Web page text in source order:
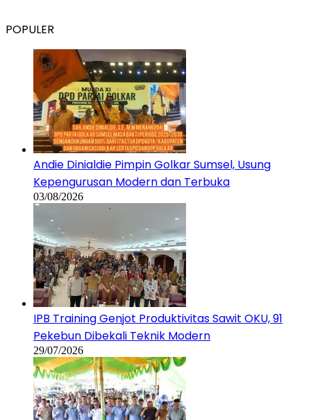
POPULER
Andie Dinialdie Pimpin Golkar Sumsel, Usung
Kepengurusan Modern dan Terbuka
03/08/2026
IPB Training Genjot Produktivitas Sawit OKU, 91
Pekebun Dibekali Teknik Modern
29/07/2026